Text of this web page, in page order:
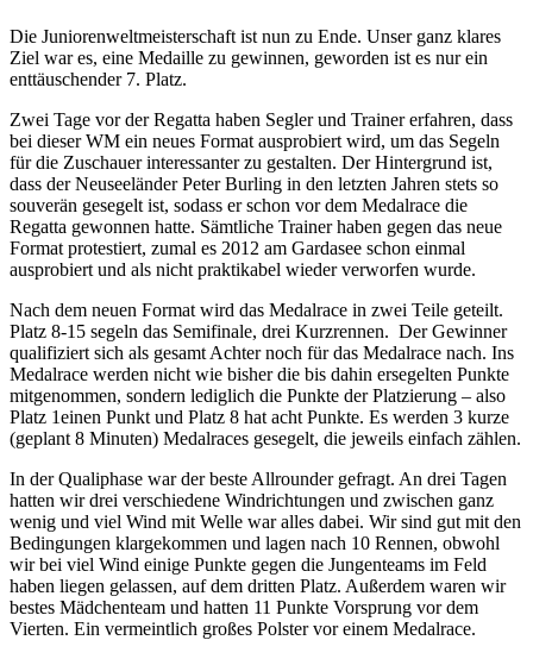
Die Juniorenweltmeisterschaft ist nun zu Ende. Unser ganz klares
Ziel war es, eine Medaille zu gewinnen, geworden ist es nur ein
enttäuschender 7. Platz.
Zwei Tage vor der Regatta haben Segler und Trainer erfahren, dass
bei dieser WM ein neues Format ausprobiert wird, um das Segeln
für die Zuschauer interessanter zu gestalten. Der Hintergrund ist,
dass der Neuseeländer Peter Burling in den letzten Jahren stets so
souverän gesegelt ist, sodass er schon vor dem Medalrace die
Regatta gewonnen hatte. Sämtliche Trainer haben gegen das neue
Format protestiert, zumal es 2012 am Gardasee schon einmal
ausprobiert und als nicht praktikabel wieder verworfen wurde.
Nach dem neuen Format wird das Medalrace in zwei Teile geteilt.
Platz 8-15 segeln das Semifinale, drei Kurzrennen. Der Gewinner
qualifiziert sich als gesamt Achter noch für das Medalrace nach. Ins
Medalrace werden nicht wie bisher die bis dahin ersegelten Punkte
mitgenommen, sondern lediglich die Punkte der Platzierung – also
Platz 1einen Punkt und Platz 8 hat acht Punkte. Es werden 3 kurze
(geplant 8 Minuten) Medalraces gesegelt, die jeweils einfach zählen.
In der Qualiphase war der beste Allrounder gefragt. An drei Tagen
hatten wir drei verschiedene Windrichtungen und zwischen ganz
wenig und viel Wind mit Welle war alles dabei. Wir sind gut mit den
Bedingungen klargekommen und lagen nach 10 Rennen, obwohl
wir bei viel Wind einige Punkte gegen die Jungenteams im Feld
haben liegen gelassen, auf dem dritten Platz. Außerdem waren wir
bestes Mädchenteam und hatten 11 Punkte Vorsprung vor dem
Vierten. Ein vermeintlich großes Polster vor einem Medalrace.